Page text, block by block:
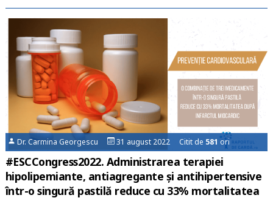
Dr. Carmina Georgescu 31 august 2022 Citit de 581 ori
#ESCCongress2022. Administrarea terapiei
hipolipemiante, antiagregante și antihipertensive
într-o singură pastilă reduce cu 33% mortalitatea